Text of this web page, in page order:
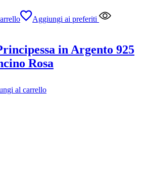
Aggiungi ai preferiti
in Argento 925
Rosa
al carrello